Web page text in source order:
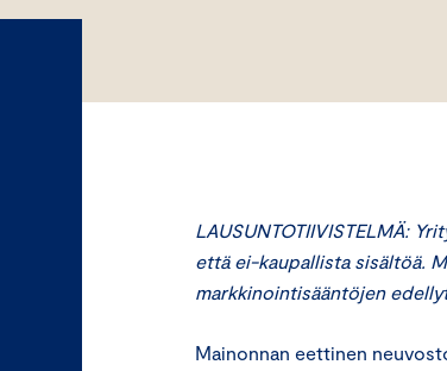
LAUSUNTOTIIVISTELMÄ:
että ei-kaupallista sisältöä.
markkinointisääntöjen
Mainonnan eettinen